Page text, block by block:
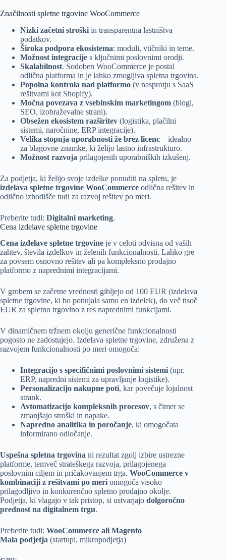
Značilnosti spletne trgovine WooCommerce
Nizki začetni stroški in transparentna lastništva
podatkov.
Široka podpora ekosistema: moduli, vtičniki in teme.
Možnost integracije s ključnimi poslovnimi orodji.
Skalabilnost. Sodoben WooCommerce je postal
odlična platforma in je lahko zmogljiva spletna trgovina.
Popolna kontrola nad platformo (v nasprotju s SaaS
rešitvami kot Shopify).
Močna povezava z vsebinskim marketingom (blogi,
SEO, izobraževalne strani).
Obsežen ekosistem razširitev (logistika, plačilni
sistemi, naročnine, ERP integracije).
Velika stopnja uporabnosti že brez licenc – idealno
za blagovne znamke, ki želijo lastno infrastrukturo.
Možnost razvoja prilagojenih uporabniških izkušenj.
Za podjetja, ki želijo svoje izdelke ponuditi na spletu, je
izdelava spletne trgovine WooCommerce odlična rešitev in
odlično izhodišče tudi za razvoj rešitev po meri.
Preberite tudi: Digitalni marketing.
Cena izdelave spletne trgovine
Cena izdelave spletne trgovine je v celoti odvisna od vaših
zahtev, števila izdelkov in želenih funkcionalnosti. Lahko gre
za povsem osnovno rešitev ali pa kompleksno prodajno
platformo z naprednimi integracijami.
V grobem se začetne vrednosti gibljejo od 100 EUR (izdelava
spletne trgovine, ki bo ponujala samo en izdelek), do več tisoč
EUR za spletno trgovino z res naprednimi funkcijami.
V dinamičnem tržnem okolju generične funkcionalnosti
pogosto ne zadostujejo. Izdelava spletne trgovine, združena z
razvojem funkcionalnosti po meri omogoča:
Integracijo s specifičnimi poslovnimi sistemi (npr.
ERP, napredni sistemi za upravljanje logistike).
Personalizacijo nakupne poti, kar povečuje lojalnost
strank.
Avtomatizacijo kompleksnih procesov, s čimer se
zmanjšajo stroški in napake.
Napredno analitika in poročanje, ki omogočata
informirano odločanje.
Uspešna spletna trgovina ni rezultat zgolj izbire ustrezne
platforme, temveč strateškega razvoja, prilagojenega
poslovnim ciljem in pričakovanjem trga. WooCommerce v
kombinaciji z rešitvami po meri omogoča visoko
prilagodljivo in konkurenčno spletno prodajno okolje.
Podjetja, ki vlagajo v tak pristop, si ustvarjajo dolgoročno
prednost na digitalnem trgu.
Preberite tudi: WooCommerce ali Magento
Mala podjetja (startupi, mikropodjetja)